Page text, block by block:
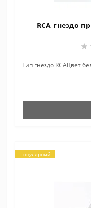
RCA-гнездо
Тип гнездо RCAЦвет
Популярный